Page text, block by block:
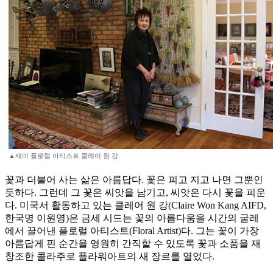
▲재미 플로럴 아티스트 클레어 원 강.
꽃과 더불어 사는 삶은 아름답다. 꽃은 피고 지고 나면 그뿐인
듯하다. 그런데 그 꽃은 씨앗을 남기고, 씨앗은 다시 꽃을 피운
다. 미국서 활동하고 있는 클레어 원 강(Claire Won Kang AIFD,
한국명 이원영)은 금세 시드는 꽃의 아름다움을 시간의 굴레
에서 끌어낸 플로럴 아티스트(Floral Artist)다. 그는 꽃이 가장
아름답게 핀 순간을 영원히 간직할 수 있도록 꽃과 소품을 재
창조한 콜라주로 플라워아트의 새 장르를 열었다.